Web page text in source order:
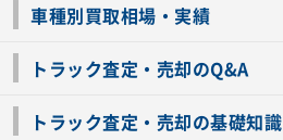
車種別買取相場・実績
トラック査定・売却のQ&A
トラック査定・売却の基礎知識